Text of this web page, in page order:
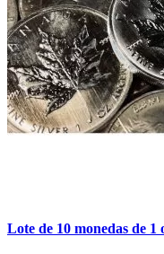
Lote de 10 monedas de